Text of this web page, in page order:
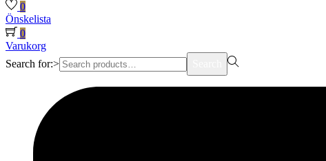
0
Önskelista
0
Varukorg
Search for:>